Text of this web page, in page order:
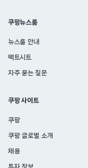
쿠팡뉴스룸
뉴스룸 안내
팩트시트
자주 묻는 질문
쿠팡 사이트
쿠팡
쿠팡 글로벌 소개
채용